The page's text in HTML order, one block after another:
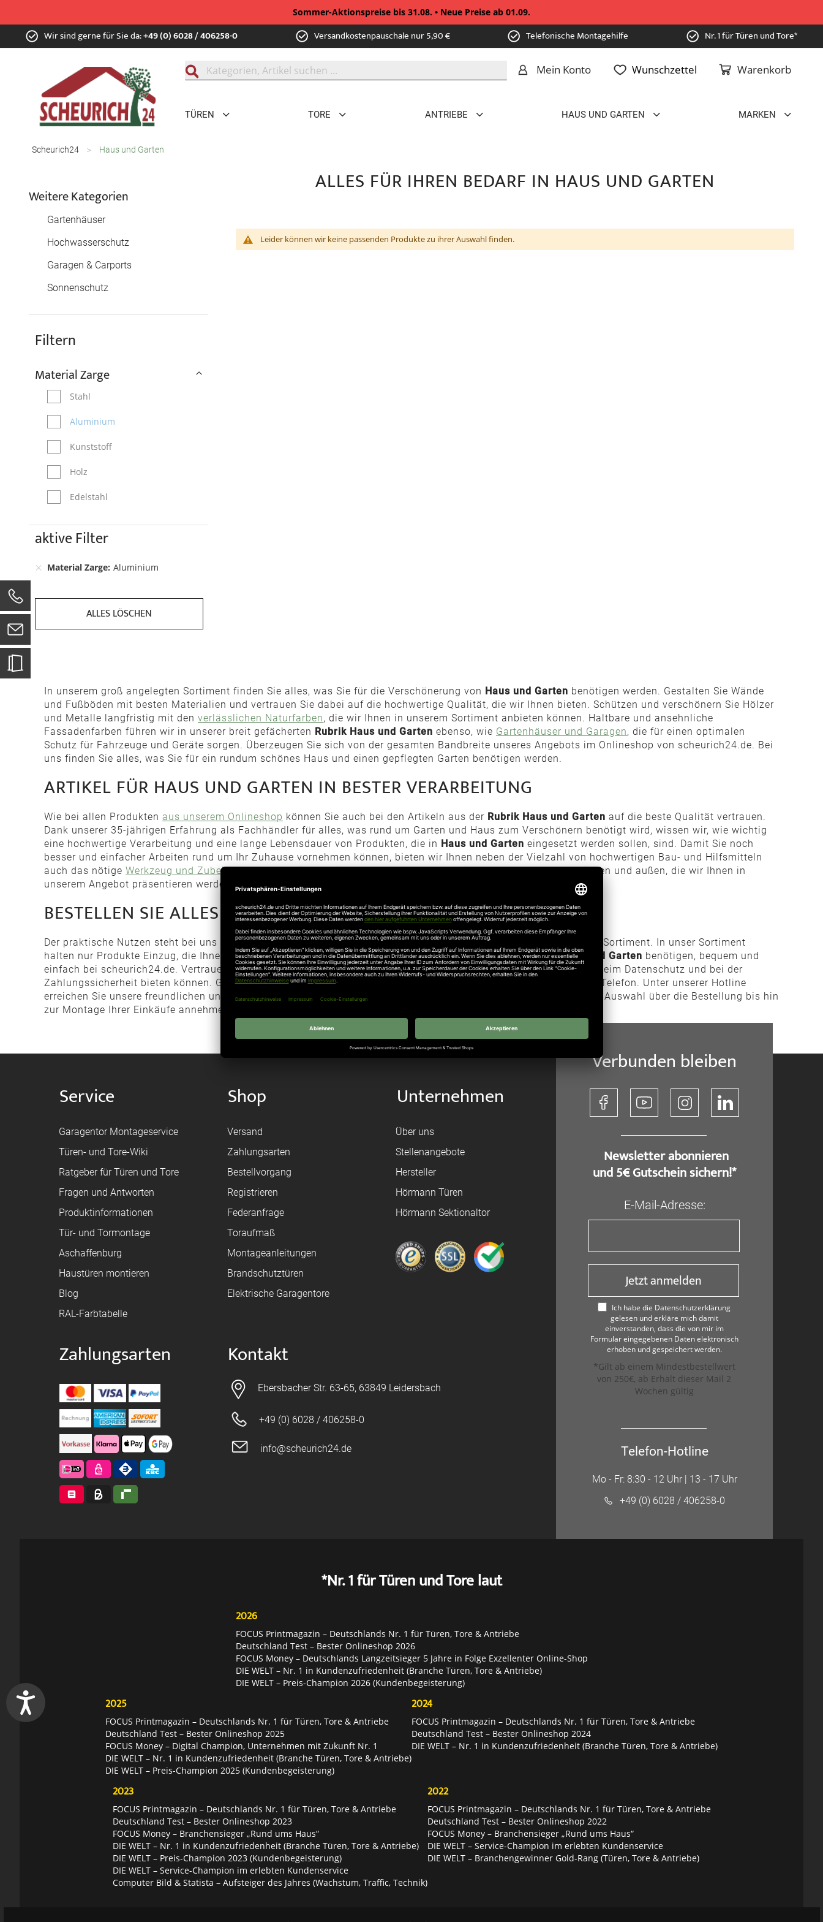
Sommer-Aktionspreise bis 31.08. • Neue Preise ab 01.09.
Zum
Inhalt Wir sind gerne für Sie da:+49 (0) 6028 / 406258-0 Versandkostenpauschale nur 5,90 € Telefonische Montagehilfe Nr. 1 für Türen und Tore*
Warenkorb
Mein Konto Wunschzettel
TÜREN TORE ANTRIEBE HAUS UND GARTEN MARKEN
Scheurich24 Haus und Garten
ALLES FÜR IHREN BEDARF IN HAUS UND GARTEN
Leider können wir keine passenden Produkte zu ihrer Auswahl finden.
aktive Filter
Material Zarge Aluminium
ALLES LÖSCHEN
Filtern
Material Zarge
Stahl
Aluminium
Kunststoff
Holz
Edelstahl
Weitere Kategorien
Gartenhäuser
Hochwasserschutz
Garagen & Carports
Sonnenschutz
In unserem groß angelegten Sortiment finden Sie alles, was Sie für die Verschönerung von Haus und Garten benötigen werden. Gestalten Sie Wände
und Fußböden mit besten Materialien und vertrauen Sie dabei auf die hochwertige Qualität, die wir Ihnen bieten. Schützen und verschönern Sie Hölzer
und Metalle langfristig mit den verlässlichen Naturfarben, die wir Ihnen in unserem Sortiment anbieten können. Haltbare und ansehnliche
Fassadenfarben führen wir in unserer breit gefächerten Rubrik Haus und Garten ebenso, wie Gartenhäuser und Garagen, die für einen optimalen
Schutz für Fahrzeuge und Geräte sorgen. Überzeugen Sie sich von der gesamten Bandbreite unseres Angebots im Onlineshop von scheurich24.de. Bei
uns finden Sie alles, was Sie für ein rundum schönes Haus und einen gepflegten Garten benötigen werden.
ARTIKEL FÜR HAUS UND GARTEN IN BESTER VERARBEITUNG
Wie bei allen Produkten aus unserem Onlineshop können Sie auch bei den Artikeln aus der Rubrik Haus und Garten auf die beste Qualität vertrauen.
Dank unserer 35-jährigen Erfahrung als Fachhändler für alles, was rund um Garten und Haus zum Verschönern benötigt wird, wissen wir, wie wichtig
eine hochwertige Verarbeitung und eine lange Lebensdauer von Produkten, die in Haus und Garten eingesetzt werden sollen, sind. Damit Sie noch
besser und einfacher Arbeiten rund um Ihr Zuhause vornehmen können, bieten wir Ihnen neben der Vielzahl von hochwertigen Bau- und Hilfsmitteln
auch das nötige Werkzeug und Zubehör. Vertrauen Sie auf die cleveren Lösungen für die Verschönerungen von innen und außen, die wir Ihnen in
unserem Angebot präsentieren werden.
BESTELLEN SIE ALLES FÜR HAUS UND GARTEN BEQUEM ONLINE
Der praktische Nutzen steht bei uns an erster Stelle. Nach diesem Credo gestalten wir die Einkaufspolitik für unser Sortiment. In unser Sortiment
halten nur Produkte Einzug, die Ihnen einen echten Mehrwert versprechen. Bestellen Sie alles, was Sie fürHaus und Garten benötigen, bequem und
einfach bei scheurich24.de. Vertrauen Sie dabei auf die Sicherheit, die wir Ihnen als TÜV-zertifizierter Onlineshop beim Datenschutz und bei der
Zahlungssicherheit bieten können. Gern beraten wir Sie von Montag bis Samstag unverbindlich und kostenlos am Telefon. Unter unserer Hotline
erreichen Sie unsere freundlichen und kompetenten Beraterinnen und Berater, die sich gern all Ihrer Fragen von der Auswahl über die Bestellung bis hin
zur Montage Ihrer Einkäufe annehmen werden.
Service
Garagentor Montageservice
Türen- und Tore-Wiki
Ratgeber für Türen und Tore
Fragen und Antworten
Produktinformationen
Tür- und Tormontage
Aschaffenburg
Haustüren montieren
Blog
RAL-Farbtabelle
Shop
Versand
Zahlungsarten
Bestellvorgang
Registrieren
Federanfrage
Toraufmaß
Montageanleitungen
Brandschutztüren
Elektrische Garagentore
Unternehmen
Über uns
Stellenangebote
Hersteller
Hörmann Türen
Hörmann Sektionaltor
Zahlungsarten Kontakt
Ebersbacher Str. 63-65, 63849 Leidersbach
+49 (0) 6028 / 406258-0
info@scheurich24.de
Verbunden bleiben
​ Newsletter abonnieren
und 5€ Gutschein sichern!*
E-Mail-Adresse:
Jetzt anmelden
Ich habe die Datenschutzerklärung
gelesen und erkläre mich damit
einverstanden, dass die von mir im
Formular eingegebenen Daten elektronisch
erhoben und gespeichert werden.
*Gilt ab einem Mindestbestellwert
von 250€, ab Erhalt dieser Mail 2
Wochen gültig
Telefon-Hotline
Mo - Fr: 8:30 - 12 Uhr | 13 - 17 Uhr
+49 (0) 6028 / 406258-0
*Nr. 1 für Türen und Tore laut
2026
FOCUS Printmagazin – Deutschlands Nr. 1 für Türen, Tore & Antriebe
Deutschland Test – Bester Onlineshop 2026
FOCUS Money – Deutschlands Langzeitsieger 5 Jahre in Folge Exzellenter Online-Shop
DIE WELT – Nr. 1 in Kundenzufriedenheit (Branche Türen, Tore & Antriebe)
DIE WELT – Preis-Champion 2026 (Kundenbegeisterung)
2025
FOCUS Printmagazin – Deutschlands Nr. 1 für Türen, Tore & Antriebe
Deutschland Test – Bester Onlineshop 2025
FOCUS Money – Digital Champion, Unternehmen mit Zukunft Nr. 1
DIE WELT – Nr. 1 in Kundenzufriedenheit (Branche Türen, Tore & Antriebe)
DIE WELT – Preis-Champion 2025 (Kundenbegeisterung)
2024
FOCUS Printmagazin – Deutschlands Nr. 1 für Türen, Tore & Antriebe
Deutschland Test – Bester Onlineshop 2024
DIE WELT – Nr. 1 in Kundenzufriedenheit (Branche Türen, Tore & Antriebe)
2023
FOCUS Printmagazin – Deutschlands Nr. 1 für Türen, Tore & Antriebe
Deutschland Test – Bester Onlineshop 2023
FOCUS Money – Branchensieger „Rund ums Haus“
DIE WELT – Nr. 1 in Kundenzufriedenheit (Branche Türen, Tore & Antriebe)
DIE WELT – Preis-Champion 2023 (Kundenbegeisterung)
DIE WELT – Service-Champion im erlebten Kundenservice
Computer Bild & Statista – Aufsteiger des Jahres (Wachstum, Traffic, Technik)
2022
FOCUS Printmagazin – Deutschlands Nr. 1 für Türen, Tore & Antriebe
Deutschland Test – Bester Onlineshop 2022
FOCUS Money – Branchensieger „Rund ums Haus“
DIE WELT – Service-Champion im erlebten Kundenservice
DIE WELT – Branchengewinner Gold-Rang (Türen, Tore & Antriebe)